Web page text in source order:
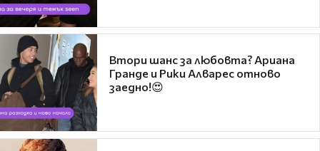
Втори шанс за любовта? Ариана
Гранде и Рики Алварес отново
заедно!😍